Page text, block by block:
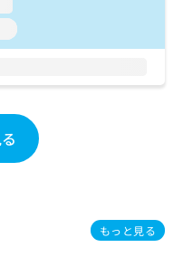
もっと見る